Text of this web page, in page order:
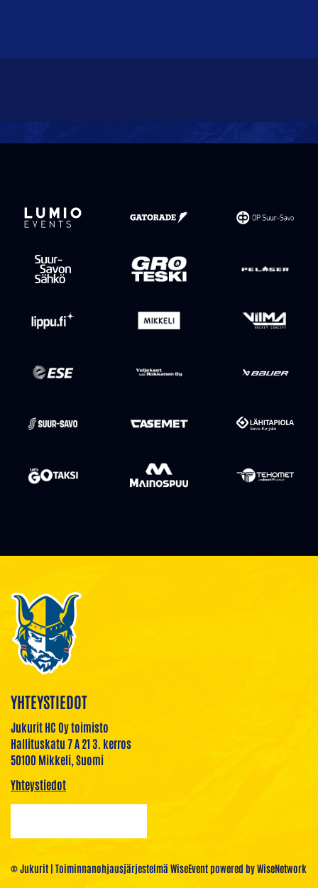
YHTEYSTIEDOT
Jukurit HC Oy toimisto
Hallituskatu 7 A 21 3. kerros
50100 Mikkeli, Suomi
Yhteystiedot
© Jukurit | Toiminnanohjausjärjestelmä WiseEventpowered byWiseNetwork